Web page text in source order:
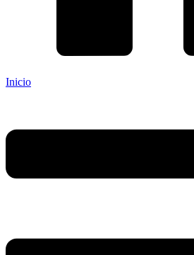
Inicio